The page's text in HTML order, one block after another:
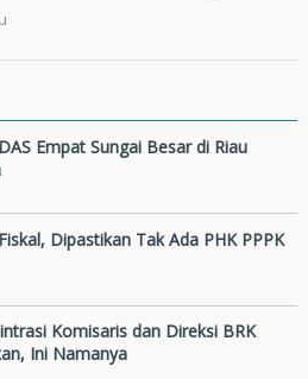
Agni Jalan Kaki
Dua Kilometer
Empat Sungai Besar di Riau
Dipastikan Tak Ada PHK PPPK
Komisaris dan Direksi BRK
Ini Namanya